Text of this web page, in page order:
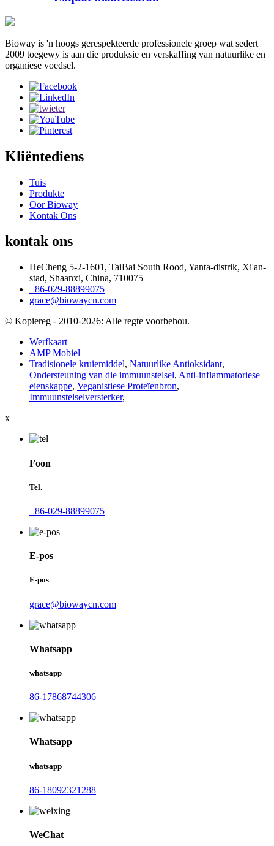
Bioway is 'n hoogs gerespekteerde professionele groep wat sedert
2009 toegewy is aan die produksie en verskaffing van natuurlike en
organiese voedsel.
Kliëntediens
Tuis
Produkte
Oor Bioway
Kontak Ons
kontak ons
HeCheng 5-2-1601, TaiBai South Rood, Yanta-distrik, Xi'an-
stad, Shaanxi, China, 710075
+86-029-88899075
grace@biowaycn.com
© Kopiereg - 2010-2026: Alle regte voorbehou.
Werfkaart
AMP Mobiel
Tradisionele kruiemiddel, Natuurlike Antioksidant,
Ondersteuning van die immuunstelsel, Anti-inflammatoriese
eienskappe, Veganistiese Proteïenbron,
Immuunstelselversterker,
x
Foon
Tel.
+86-029-88899075
E-pos
E-pos
grace@biowaycn.com
Whatsapp
whatsapp
86-17868744306
Whatsapp
whatsapp
86-18092321288
WeChat